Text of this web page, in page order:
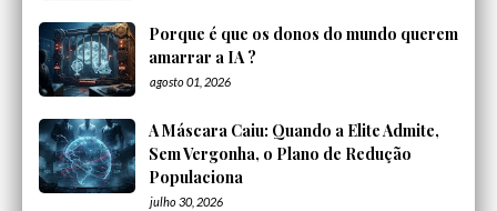
Porque é que os donos do mundo querem
amarrar a IA ?
agosto 01, 2026
A Máscara Caiu: Quando a Elite Admite,
Sem Vergonha, o Plano de Redução
Populaciona
julho 30, 2026